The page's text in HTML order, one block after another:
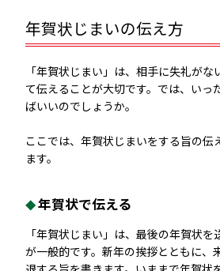
年賀状じまいの伝え方
「年賀状じまい」は、相手に失礼が
て伝えることが大切です。では、いっ
ばいいのでしょうか。
ここでは、年賀状じまいをする旨の伝
ます。
年賀状で伝える
「年賀状じまい」は、最後の年賀状
が一般的です。新年の挨拶とともに、